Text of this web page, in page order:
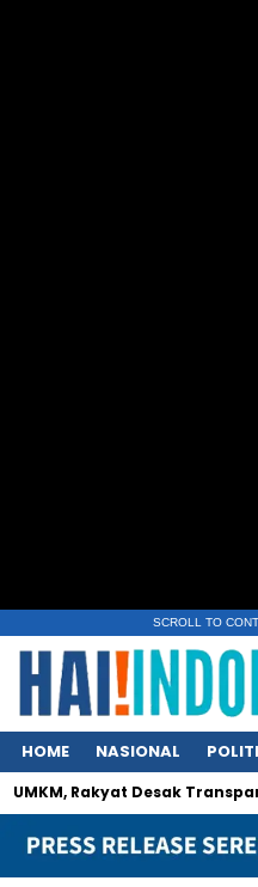
SCROLL TO
HOME NASIONAL
Rakyat Desak